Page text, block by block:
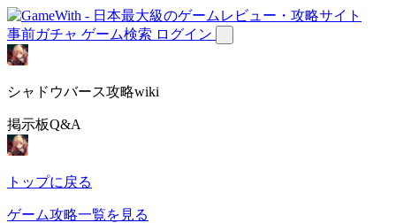
事前ガチャ ゲーム検索 ログイン
シャドウバース攻略wiki
掲示板Q&A
トップに戻る
ゲーム攻略一覧を見る